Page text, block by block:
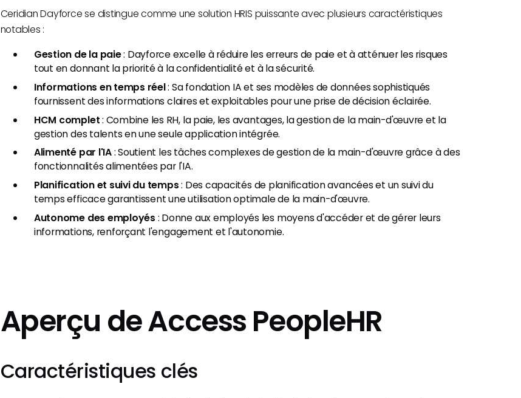
Ceridian Dayforce se distingue comme une solution HRIS puissante avec plusieurs caractéristiques
notables :
Gestion de la paie: Dayforce excelle à réduire les erreurs de paie et à atténuer les risques
tout en donnant la priorité à la confidentialité et à la sécurité.
Informations en temps réel: Sa fondation IA et ses modèles de données sophistiqués
fournissent des informations claires et exploitables pour une prise de décision éclairée.
HCM complet: Combine les RH, la paie, les avantages, la gestion de la main-d'œuvre et la
gestion des talents en une seule application intégrée.
Alimenté par l'IA: Soutient les tâches complexes de gestion de la main-d'œuvre grâce à des
fonctionnalités alimentées par l'IA.
Planification et suivi du temps: Des capacités de planification avancées et un suivi du
temps efficace garantissent une utilisation optimale de la main-d'œuvre.
Autonome des employés : Donne aux employés les moyens d'accéder et de gérer leurs
informations, renforçant l'engagement et l'autonomie.
Aperçu de Access PeopleHR
Caractéristiques clés